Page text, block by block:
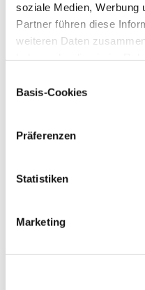
soziale Medien, Werbung
Partner führen diese
weiteren Daten
Cookies, wenn Sie
Basis-Cookies
Präferenzen
Statistiken
Marketing
88
RZGesund
RZEuterfit
RZRepro
Fett kg